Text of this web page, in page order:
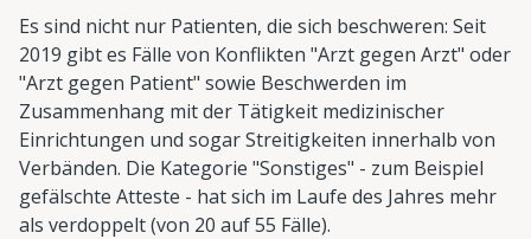
Es sind nicht nur Patienten, die sich beschweren: Seit
2019 gibt es Fälle von Konflikten "Arzt gegen Arzt" oder
"Arzt gegen Patient" sowie Beschwerden im
Zusammenhang mit der Tätigkeit medizinischer
Einrichtungen und sogar Streitigkeiten innerhalb von
Verbänden. Die Kategorie "Sonstiges" - zum Beispiel
gefälschte Atteste - hat sich im Laufe des Jahres mehr
als verdoppelt (von 20 auf 55 Fälle).